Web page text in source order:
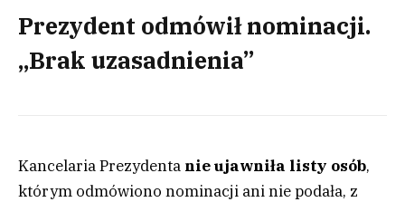
Prezydent odmówił nominacji.
„Brak uzasadnienia”
Kancelaria Prezydenta nie ujawniła listy osób,
którym odmówiono nominacji ani nie podała, z